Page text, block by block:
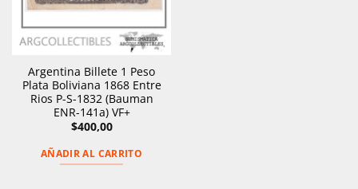
Argentina Billete 1 Peso
Plata Boliviana 1868 Entre
Rios P-S-1832 (Bauman
ENR-141a) VF+
$400,00
AÑADIR AL CARRITO